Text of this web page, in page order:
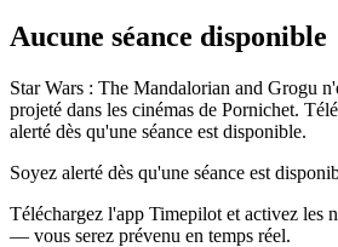
Aucune séance disponible
Star Wars : The Mandalorian and Grogu
projeté dans les cinémas de Pornichet.
alerté dès qu'une séance est disponible.
Soyez alerté dès qu'une séance est
Téléchargez l'app Timepilot et activez les
— vous serez prévenu en temps réel.